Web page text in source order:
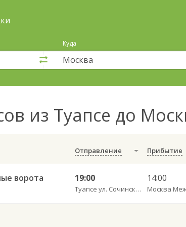
Куда
из Туапсе до
Отправление Прибытие
ворота 19:00
Туапсе ул. Сочинская, 6 А
14:00